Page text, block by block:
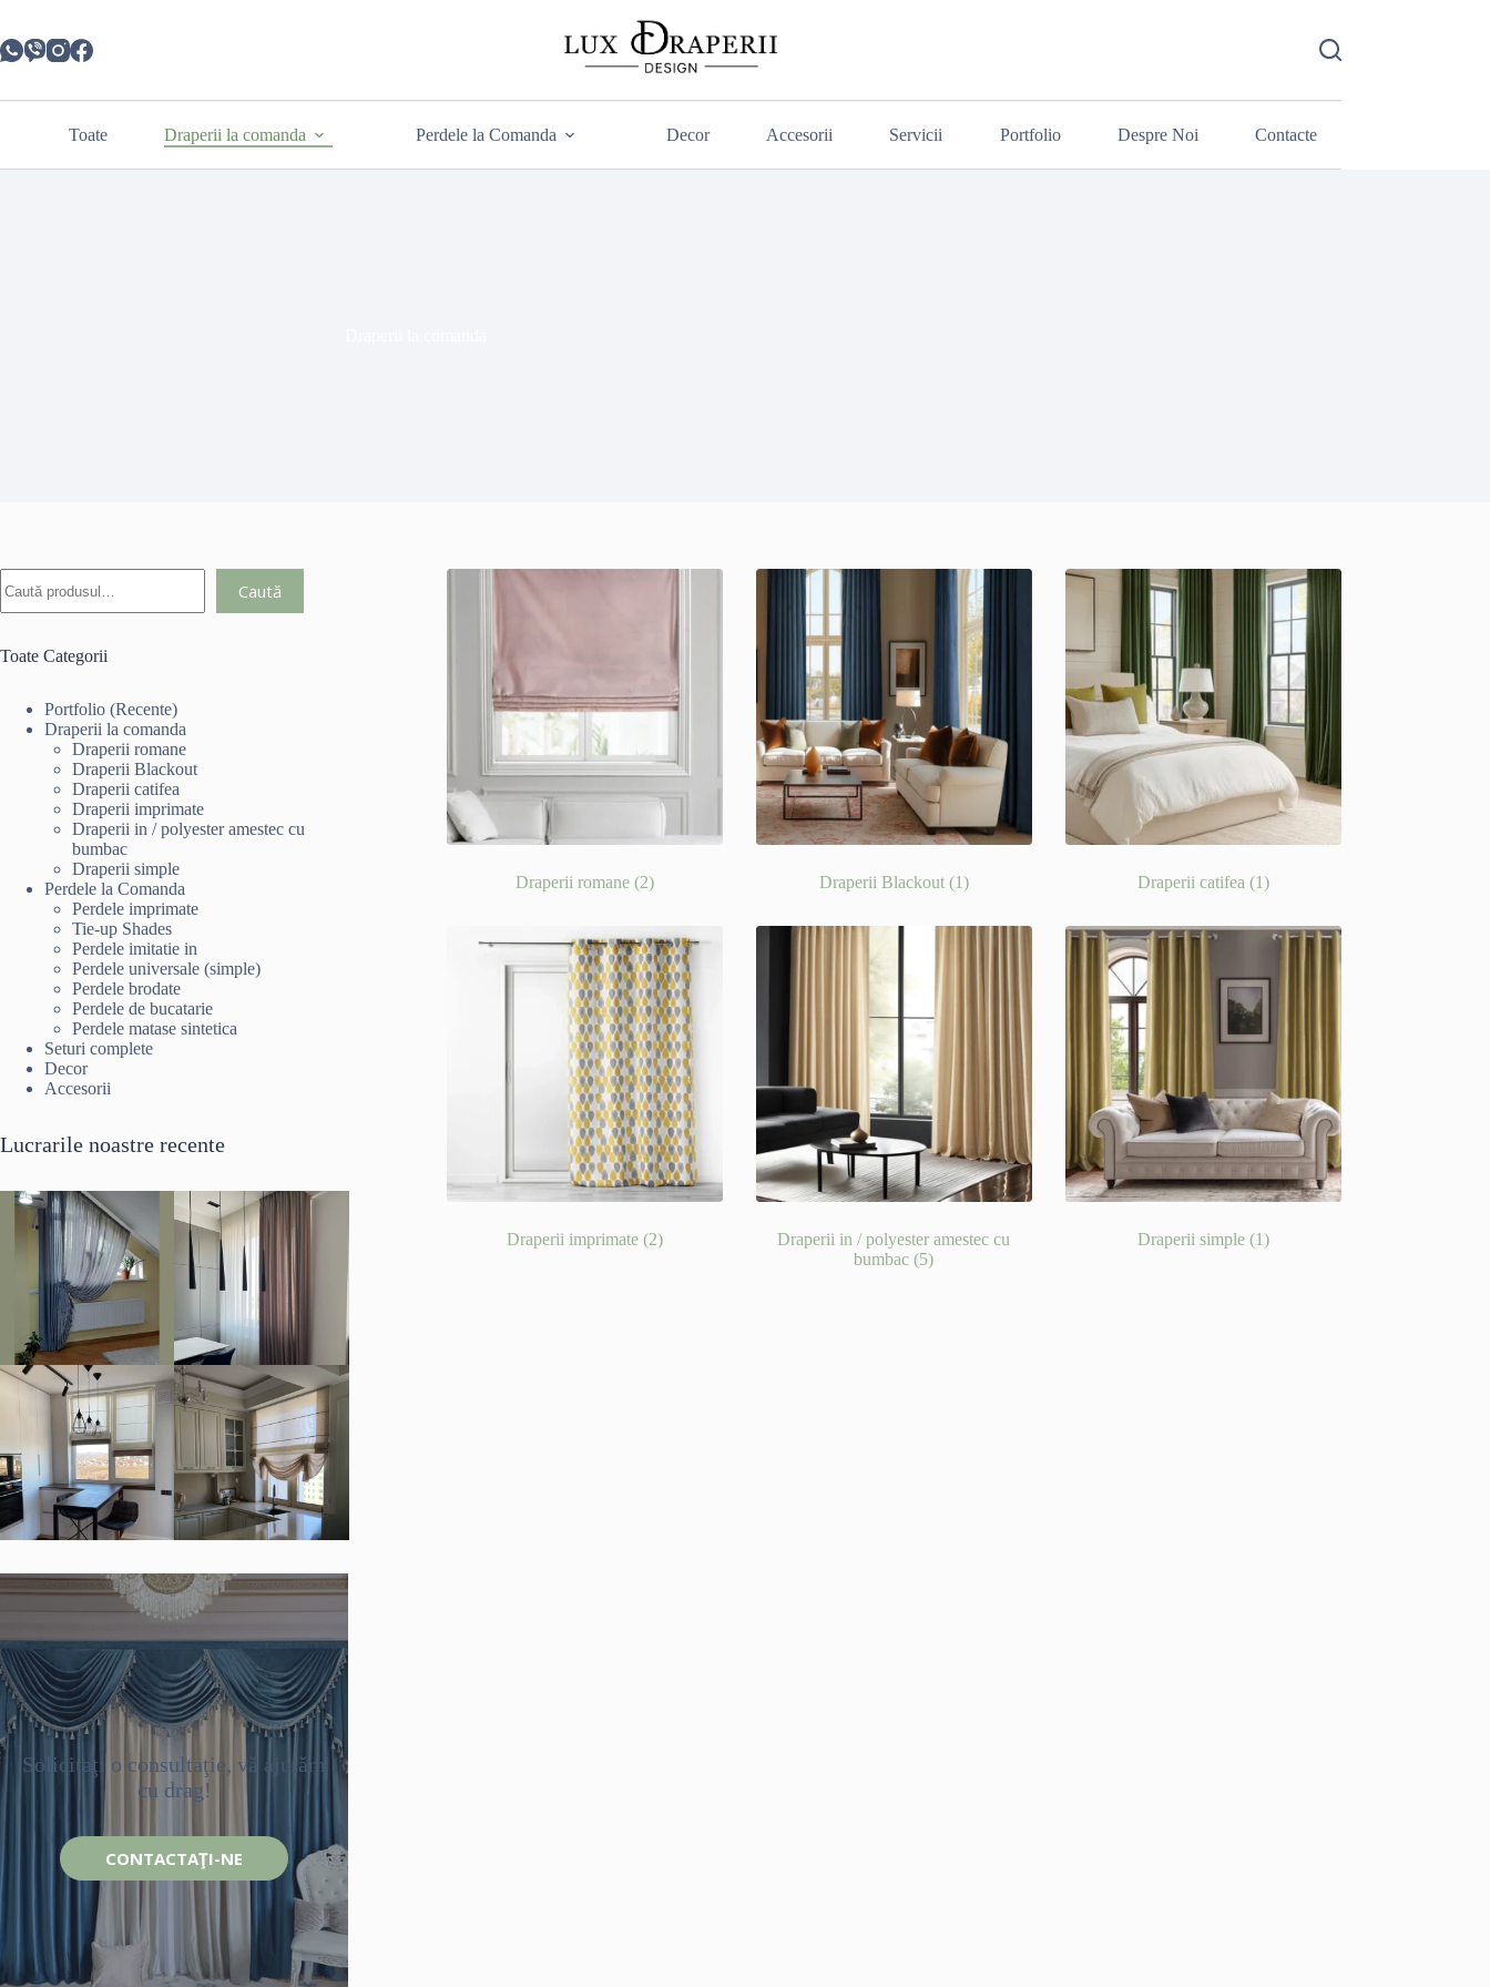
Toate Draperii la comanda Perdele la Comanda Decor Accesorii Servicii Portfolio Despre Noi Contacte
Draperii romane (2) Draperii Blackout (1) Draperii catifea (1)
Draperii imprimate (2)
Draperii in / polyester amestec cu
bumbac(5)
Draperii simple (1)
Caută
Toate Categorii
Portfolio (Recente)
Draperii la comanda
Draperii romane
Draperii Blackout
Draperii catifea
Draperii imprimate
Draperii in / polyester amestec cu
bumbac
Draperii simple
Perdele la Comanda
Perdele imprimate
Tie-up Shades
Perdele imitatie in
Perdele universale (simple)
Perdele brodate
Perdele de bucatarie
Perdele matase sintetica
Seturi complete
Decor
Accesorii
Lucrarile noastre recente
Solicitaţi o consultaţie, vă ajutăm
cu drag!
CONTACTAŢI-NE